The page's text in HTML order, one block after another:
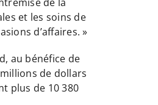
de la
et les soins de
d’affaires. »
au bénéfice de
de dollars
plus de 10 380